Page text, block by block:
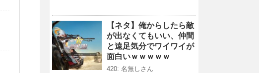
【ネタ】俺からしたら敵
が出なくてもいい、仲間
と遠足気分でワイワイが
面白いｗｗｗｗｗ
420: 名無しさん